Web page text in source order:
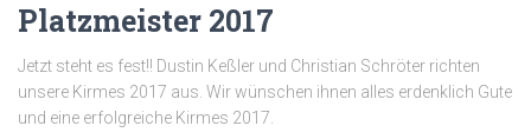
Platzmeister 2017
Jetzt steht es fest!! Dustin Keßler und Christian Schröter richten
unsere Kirmes 2017 aus. Wir wünschen ihnen alles erdenklich Gute
und eine erfolgreiche Kirmes 2017.